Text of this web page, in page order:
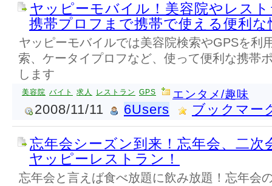
ヤッピーモバイル！美容院やレス
携帯プロフまで携帯で使える便利
ヤッピーモバイルでは美容院検索やGPSを利
索、ケータイプロフなど、使って便利な携帯
します
美容院 バイト 求人 レストラン GPS エンタメ/趣味
2008/11/11 6Users ブックマー
忘年会シーズン到来！忘年会、二次
ヤッピーレストラン！
忘年会と言えば食べ放題に飲み放題！忘年会